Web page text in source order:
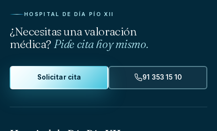
HOSPITAL DE DÍA PÍO XII
¿Necesitas una valoración
médica? Pide cita hoy mismo.
Solicitar cita 91 353 15 10